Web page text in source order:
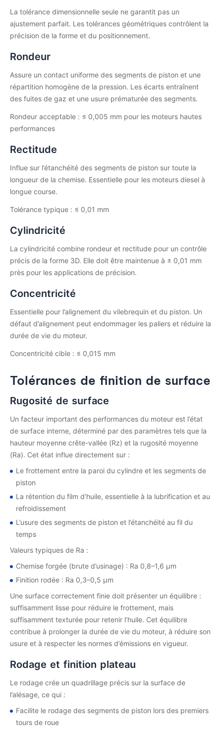
La tolérance dimensionnelle seule ne garantit pas un
ajustement parfait. Les tolérances géométriques contrôlent la
précision de la forme et du positionnement.
Rondeur
Assure un contact uniforme des segments de piston et une
répartition homogène de la pression. Les écarts entraînent
des fuites de gaz et une usure prématurée des segments.
Rondeur acceptable : ≤ 0,005 mm pour les moteurs hautes
performances
Rectitude
Influe sur l’étanchéité des segments de piston sur toute la
longueur de la chemise. Essentielle pour les moteurs diesel à
longue course.
Tolérance typique : ≤ 0,01 mm
Cylindricité
La cylindricité combine rondeur et rectitude pour un contrôle
précis de la forme 3D. Elle doit être maintenue à ± 0,01 mm
près pour les applications de précision.
Concentricité
Essentielle pour l’alignement du vilebrequin et du piston. Un
défaut d’alignement peut endommager les paliers et réduire la
durée de vie du moteur.
Concentricité cible : ≤ 0,015 mm
Tolérances de finition de surface
Rugosité de surface
Un facteur important des performances du moteur est l’état
de surface interne, déterminé par des paramètres tels que la
hauteur moyenne crête-vallée (Rz) et la rugosité moyenne
(Ra). Cet état influe directement sur :
Le frottement entre la paroi du cylindre et les segments de
piston
La rétention du film d’huile, essentielle à la lubrification et au
refroidissement
L’usure des segments de piston et l’étanchéité au fil du
temps
Valeurs typiques de Ra :
Chemise forgée (brute d’usinage) : Ra 0,8–1,6 µm
Finition rodée : Ra 0,3–0,5 µm
Une surface correctement finie doit présenter un équilibre :
suffisamment lisse pour réduire le frottement, mais
suffisamment texturée pour retenir l’huile. Cet équilibre
contribue à prolonger la durée de vie du moteur, à réduire son
usure et à respecter les normes d’émissions en vigueur.
Rodage et finition plateau
Le rodage crée un quadrillage précis sur la surface de
l’alésage, ce qui :
Facilite le rodage des segments de piston lors des premiers
tours de roue